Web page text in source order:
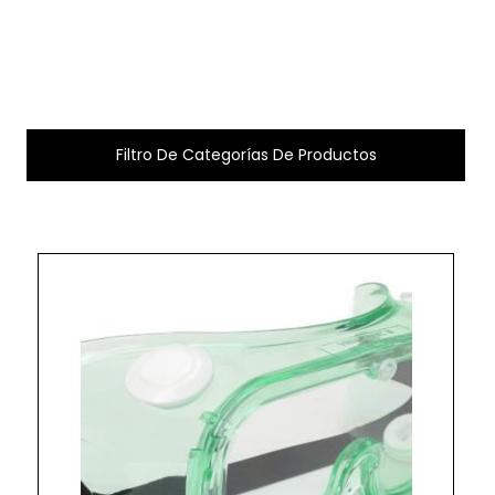
Filtro De Categorías De Productos